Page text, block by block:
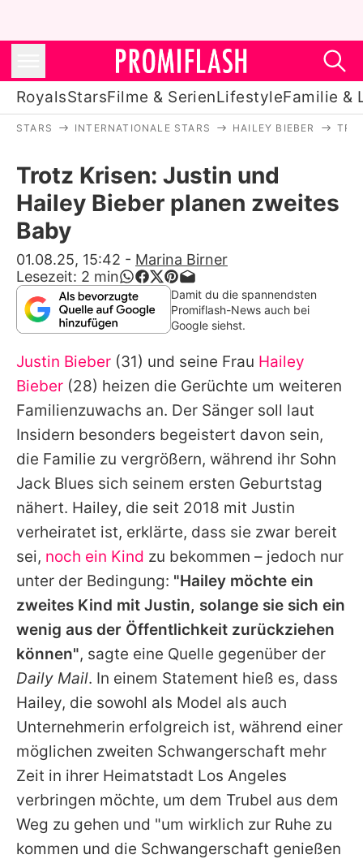
RoyalsStarsFilme & SerienLifestyleFamilie &
Stars
Filme & Serien
Lifestyle
Familie & Liebe
Promiflash Exklusiv
Alle Themen auf Promiflash
Jobs
App runterladen
Team
Redaktionelle Richtlinien
Impressum
Datenschutzerklärung
Nutzungsbedingungen
Utiq verwalten
STARS INTERNATIONALE STARS HAILEY BIEBER
Trotz Krisen: Justin und
Hailey Bieber planen zweites
Baby
01.08.25, 15:42 - Marina Birner
Lesezeit: 2 min
Damit du die spannendsten
Promiflash-News auch bei
Google siehst.
Justin Bieber (31) und seine Frau Hailey
Bieber (28) heizen die Gerüchte um weiteren
Familienzuwachs an. Der Sänger soll laut
Insidern besonders begeistert davon sein,
die Familie zu vergrößern, während ihr Sohn
Jack Blues sich seinem ersten Geburtstag
nähert. Hailey, die seit 2018 mit Justin
verheiratet ist, erklärte, dass sie zwar bereit
sei, noch ein Kind zu bekommen – jedoch nur
unter der Bedingung: "Hailey möchte ein
zweites Kind mit Justin, solange sie sich ein
wenig aus der Öffentlichkeit zurückziehen
können", sagte eine Quelle gegenüber der
Daily Mail. In einem Statement hieß es, dass
Hailey, die sowohl als Model als auch
Unternehmerin erfolgreich ist, während einer
möglichen zweiten Schwangerschaft mehr
Zeit in ihrer Heimatstadt Los Angeles
verbringen möchte, um dem Trubel aus dem
Weg zu gehen und "um wirklich zur Ruhe zu
kommen und die Schwangerschaft genießen